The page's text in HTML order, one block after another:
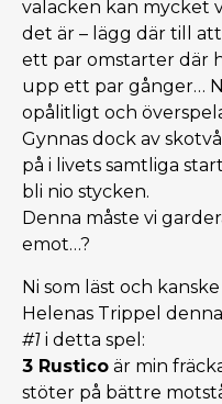
valacken kan mycket
det är – lägg där till
ett par omstarter där
upp ett par gånger…
opålitligt och
Gynnas dock av
på i livets samtliga
bli nio stycken.
Denna måste vi
emot…?
Ni som läst och
Helenas Trippel
#1 i detta spel:
3 Rustico är min
stöter på bättre